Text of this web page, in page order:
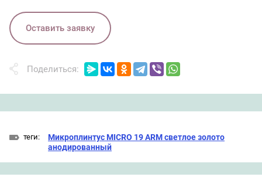
Оставить заявку
Поделиться:
теги:
Микроплинтус MICRO 19 ARM светлое золото
анодированный